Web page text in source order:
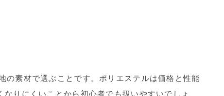
素材で選ぶことです。ポリエステルは価格と性能
りにくいことから初心者でも扱いやすいでしょ